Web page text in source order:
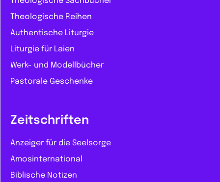
Theologische Reihen
Authentische Liturgie
Liturgie für Laien
Werk- und Modellbücher
Pastorale Geschenke
Zeitschriften
Anzeiger für die Seelsorge
Amosinternational
Biblische Notizen